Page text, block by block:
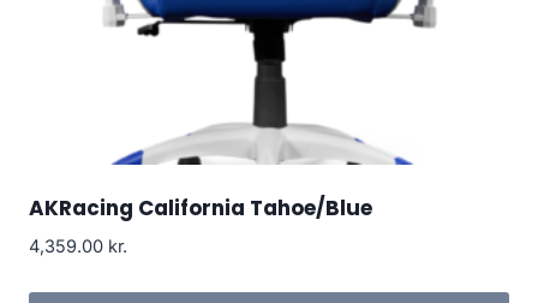
AKRacing California Tahoe/Blue
4,359.00 kr.